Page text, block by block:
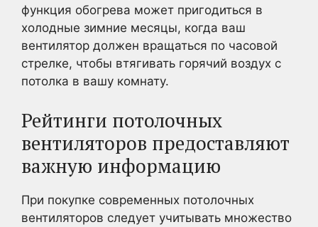
функция обогрева может пригодиться в
холодные зимние месяцы, когда ваш
вентилятор должен вращаться по часовой
стрелке, чтобы втягивать горячий воздух с
потолка в вашу комнату.
Рейтинги потолочных
вентиляторов предоставляют
важную информацию
При покупке современных потолочных
вентиляторов следует учитывать множество